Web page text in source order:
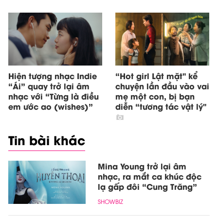
Hiện tượng nhạc Indie
“Ái” quay trở lại âm
nhạc với “Từng là điều
em ước ao (wishes)”
“Hot girl Lật mặt" kể
chuyện lần đầu vào vai
mẹ một con, bị bạn
diễn “tương tác vật lý"
Tin bài khác
Mina Young trở lại âm
nhạc, ra mắt ca khúc độc
lạ gấp đôi “Cung Trăng”
SHOWBIZ